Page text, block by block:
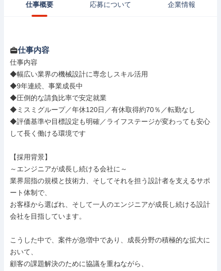
仕事概要 応募について 企業情報
仕事内容
仕事内容
◆幅広い業界の機械設計に専念しスキル活用
◆9年連続、事業成長中
◆圧倒的な請負比率で安定就業
◆ミスミグループ／年休120日／有休取得約70％／転勤なし
◆評価基準や目標設定も明確／ライフステージが変わっても安心
して長く働ける環境です
【採用背景】
～エンジニアが成長し続ける会社に～
業界屈指の規模と技術力、そしてそれを担う設計者を支えるサポ
ート体制で、
お客様から選ばれ、そして一人のエンジニアが成長し続ける設計
会社を目指しています。
こうした中で、案件が急増中であり、成長分野の積極的な拡大に
おいて、
顧客の課題解決のために協議を重ねながら、